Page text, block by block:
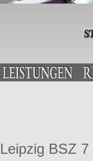
Leipzig BSZ 7